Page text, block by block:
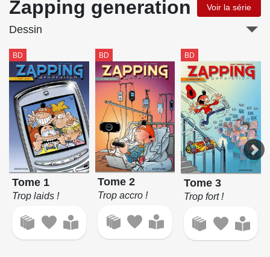
Zapping generation Voir la série
Dessin
BD
Tome 1
Trop laids !
BD
Tome 2
Trop accro !
BD
Tome 3
Trop fort !